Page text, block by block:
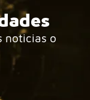
noticias o